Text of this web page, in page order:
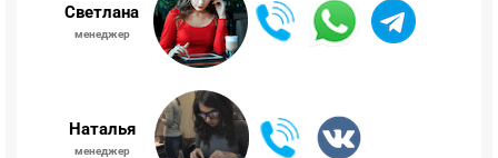
Светлана
менеджер
Наталья
менеджер